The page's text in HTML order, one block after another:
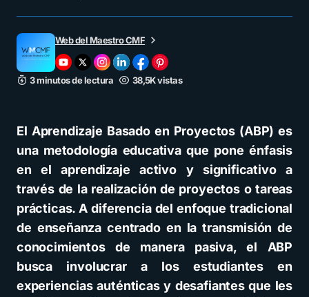
Web del Maestro CMF
3 minutos de lectura 38,5K vistas
El Aprendizaje Basado en Proyectos (ABP) es
una metodología educativa que pone énfasis
en el aprendizaje activo y significativo a
través de la realización de proyectos o tareas
prácticas. A diferencia del enfoque tradicional
de enseñanza centrado en la transmisión de
conocimientos de manera pasiva, el ABP
busca involucrar a los estudiantes en
experiencias auténticas y desafiantes que les